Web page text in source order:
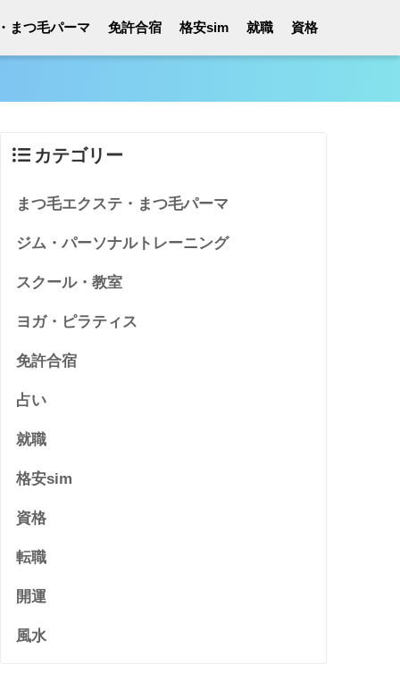
まつ毛パーマ 免許合宿 格安sim 就職 資格
カテゴリー
まつ毛エクステ・まつ毛パーマ
ジム・パーソナルトレーニング
スクール・教室
ヨガ・ピラティス
免許合宿
占い
就職
格安sim
資格
転職
開運
風水